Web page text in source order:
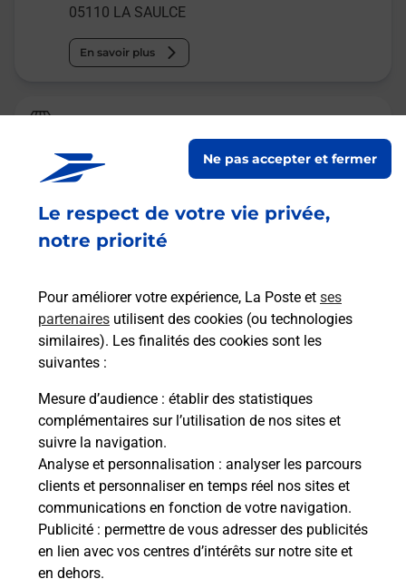
Le respect de votre vie privée,
notre priorité
Pour améliorer votre expérience, La Poste et ses
partenaires utilisent des cookies (ou technologies
similaires). Les finalités des cookies sont les
suivantes :
Mesure d’audience : établir des statistiques
complémentaires sur l’utilisation de nos sites et
suivre la navigation.
Analyse et personnalisation : analyser les parcours
clients et personnaliser en temps réel nos sites et
communications en fonction de votre navigation.
Publicité : permettre de vous adresser des publicités
en lien avec vos centres d’intérêts sur notre site et
en dehors.
Ne pas accepter et fermer
05110 LA SAULCE
En savoir plus
La Poste
jusqu'à 09h15
LE BOURG
05110 LA SAULCE
Malin !
La Poste
en ligne
Ouvert 24h/24
En savoir plus